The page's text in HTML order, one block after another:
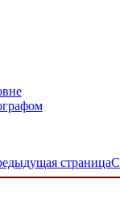
страница